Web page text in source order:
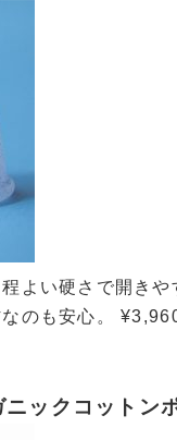
よい硬さで開き
のも安心。
ックコットン